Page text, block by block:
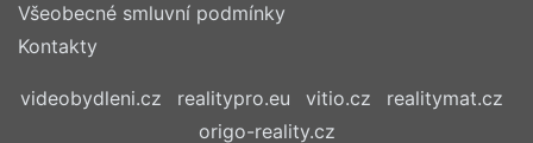
Všeobecné smluvní podmínky
Kontakty
videobydleni.cz realitypro.eu vitio.cz
realitymat.cz
origo-reality.cz